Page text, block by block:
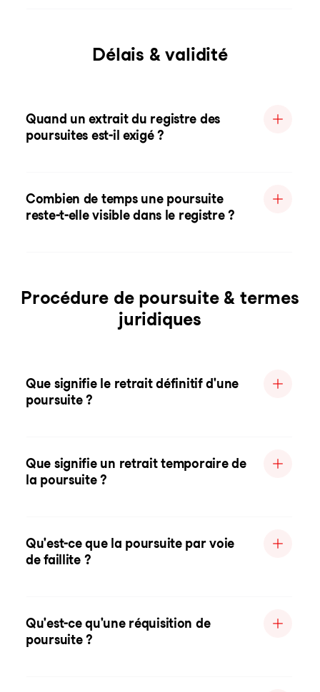
Délais & validité
Quand un extrait du registre des
poursuites est-il exigé ?
Combien de temps une poursuite
reste-t-elle visible dans le registre ?
Procédure de poursuite & termes
juridiques
Que signifie le retrait définitif d'une
poursuite ?
Que signifie un retrait temporaire de
la poursuite ?
Qu'est-ce que la poursuite par voie
de faillite ?
Qu'est-ce qu'une réquisition de
poursuite ?